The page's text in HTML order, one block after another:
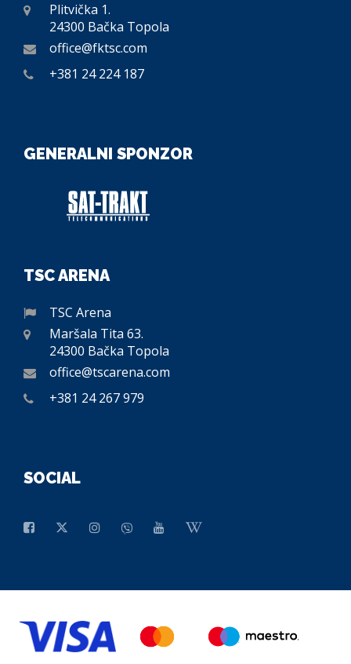
Plitvička 1.
24300 Bačka Topola
office@fktsc.com
+381 24 224 187
GENERALNI SPONZOR
TSC ARENA
TSC Arena
Maršala Tita 63.
24300 Bačka Topola
office@tscarena.com
+381 24 267 979
SOCIAL